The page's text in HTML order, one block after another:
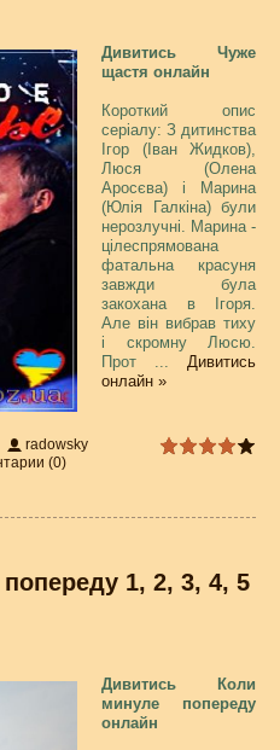
Дивитись Чуже
щастя онлайн
Короткий опис
серіалу: З дитинства
Ігор (Іван Жидков),
Люся (Олена
Аросєва) і Марина
(Юлія Галкіна) були
нерозлучні. Марина -
цілеспрямована
фатальна красуня
завжди була
закохана в Ігоря.
Але він вибрав тиху
і скромну Люсю.
Прот ... Дивитись
онлайн »
radowsky
(0)
1, 2, 3, 4, 5
Дивитись Коли
минуле попереду
онлайн